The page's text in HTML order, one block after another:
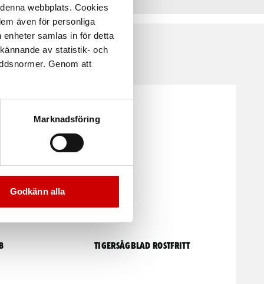
webbplats. Cookies
även för personliga
samlas in för detta
av statistik- och
Genom att
Marknadsföring
Godkänn alla
Tigersågblad Rostfritt